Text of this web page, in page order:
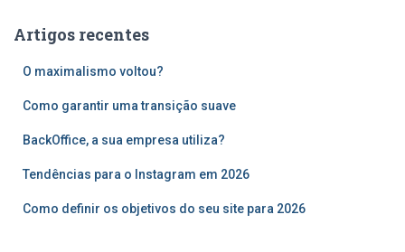
iArtigos recentes
O maximalismo voltou?
Como garantir uma transição suave
BackOffice, a sua empresa utiliza?
Tendências para o Instagram em 2026
Como definir os objetivos do seu site para 2026